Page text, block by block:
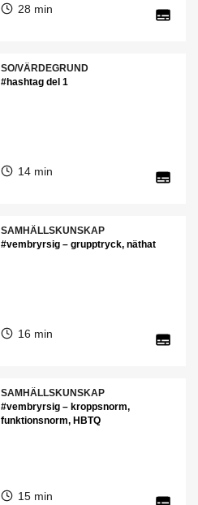
28 min
SO/VÄRDEGRUND
#hashtag del 1
14 min
SAMHÄLLSKUNSKAP
#vembryrsig – grupptryck, näthat
16 min
SAMHÄLLSKUNSKAP
#vembryrsig – kroppsnorm,
funktionsnorm, HBTQ
15 min